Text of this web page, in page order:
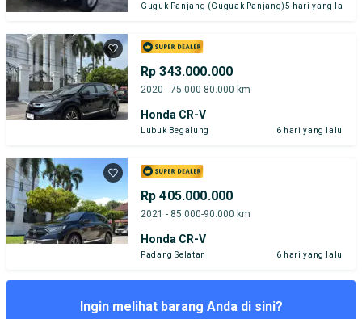
Guguk Panjang (Guguak Panjang)5 hari yang lalu
Rp 343.000.000
2020 - 75.000-80.000 km
Honda CR-V
Lubuk Begalung 6 hari yang lalu
Rp 405.000.000
2021 - 85.000-90.000 km
Honda CR-V
Padang Selatan 6 hari yang lalu
Ingin melihat barang Anda di sini?